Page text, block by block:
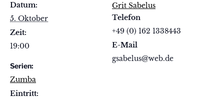
Datum:
5. Oktober
Zeit:
19:00
Serien:
Zumba
Eintritt:
Grit Sabelus
Telefon
+49 (0) 162 1338443
E-Mail
gsabelus@web.de